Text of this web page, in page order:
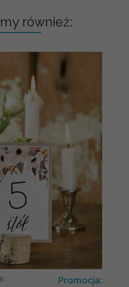
również:
Promocja: